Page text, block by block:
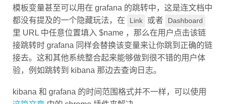
模板变量甚至可以用在 grafana 的跳转中，这是连文档中
都没有提及的一个隐藏玩法，在 Link 或者 Dashboard
里 URL 中任意位置填入 $name ，那么在用户点击该链
接跳转时 grafana 同样会替换该变量来让你跳到正确的链
接去。这和其他系统整合起来能够做到很不错的用户体
验，例如跳转到 kibana 那边去查询日志。
kibana 和 grafana 的时间范围格式并不一样，可以使用
这篇文章中的 chrome 插件来解决。